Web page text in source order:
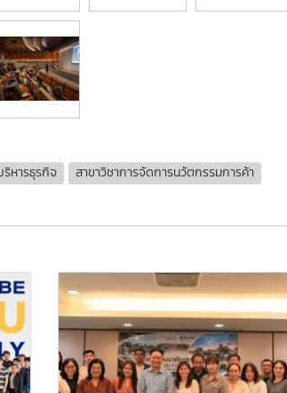
หารธุรกิจ สาขาวิชาการจัดการนวัตกรรมการค้า